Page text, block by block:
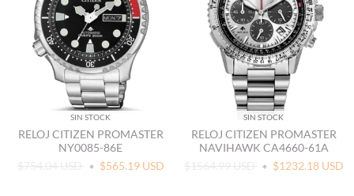
SIN STOCK
RELOJ CITIZEN PROMASTER
NY0085-86E
$754.04 USD
$565.19 USD
SIN STOCK
RELOJ CITIZEN PROMASTER
NAVIHAWK CA4660-61A
$1564.99 USD
$1232.18 USD